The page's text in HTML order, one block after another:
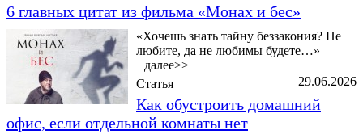
6 главных цитат из фильма «Монах и бес»
«Хочешь знать тайну беззакония? Не
любите, да не любимы будете…»
далее>>
29.06.2026
Статья
Как обустроить домашний
офис, если отдельной комнаты нет